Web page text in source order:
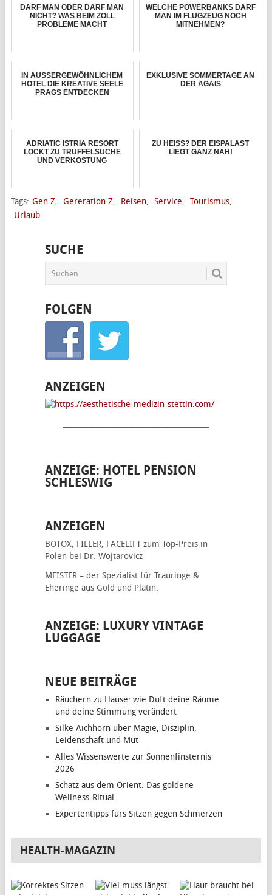
DARF MAN ODER DARF MAN
NICHT? WAS BEIM ZOLL
PROBLEME MACHT
WELCHE POWERBANKS DARF
MAN IM FLUGZEUG NOCH
MITNEHMEN?
IN AUSSERGEWÖHNLICHEM
HOTEL DIE KREATIVE SEELE
PRAGS ENTDECKEN
EXKLUSIVE SOMMERTAGE AN
DER ÄGÄIS
ADRIATIC ISTRIA RESORT
LOCKT ZU TRÜFFELSUCHE
UND VERKOSTUNG
ZU HEISS? DER EISPALAST L
IEGT GANZ NAH!
Tags: Gen Z, Gereration Z, Reisen, Service, Tourismus,
Urlaub
SUCHE
FOLGEN
ANZEIGEN
ANZEIGE: HOTEL PENSION
SCHLESWIG
ANZEIGEN
BOTOX, FILLER, FACELIFTzum Top-Preis in
Polen bei Dr. Wojtarovicz
MEISTER – der Spezialist für Trauringe &
Eheringe aus Gold und Platin.
ANZEIGE: LUXURY VINTAGE
LUGGAGE
NEUE BEITRÄGE
Räuchern zu Hause: wie Duft deine Räume
und deine Stimmung verändert
Silke Aichhorn über Magie, Disziplin,
Leidenschaft und Mut
Alles Wissenswerte zur Sonnenfinsternis
2026
Schatz aus dem Orient: Das goldene
Wellness-Ritual
Expertentipps fürs Sitzen gegen Schmerzen
HEALTH-MAGAZIN